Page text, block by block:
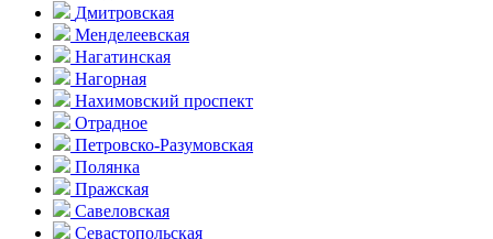
Дмитровская
Менделеевская
Нагатинская
Нагорная
Нахимовский проспект
Отрадное
Петровско-Разумовская
Полянка
Пражская
Савеловская
Севасто­польская